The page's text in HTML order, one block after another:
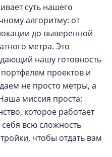
суть нашего
алгоритму: от
до выверенной
метра. Это
нашу готовность
проектов и
не просто метры, а
миссия проста:
которое работает
всю сложность
чтобы отдать вам